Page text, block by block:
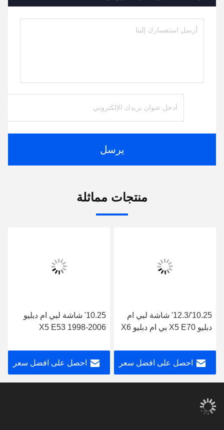
يرسل
منتجات مماثلة
10.25'/12.3' شاشة لبي ام
دبليو X5 E70 بي ام دبليو X6
مشغل الوسائط المتعددة
الاندرويداحصل على افضل سعر
10.25' شاشة لبي ام دبليو
X5 E53 1998-2006
احصل على افضل سعر